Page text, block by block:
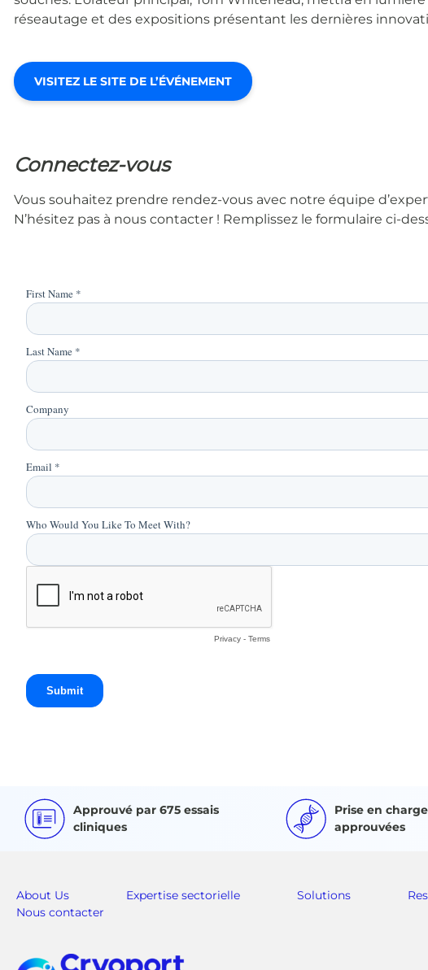
réseautage et des expositions présentant les dernières
VISITEZ LE SITE DE L’ÉVÉNEMENT
Connectez-vous
Vous souhaitez prendre rendez-vous avec notre équipe
N’hésitez pas à nous contacter ! Remplissez le formulaire ci-
Approuvé par 675 essais
cliniques
Prise en
approuvées
About Us Expertise sectorielle Solutions
Nous contacter